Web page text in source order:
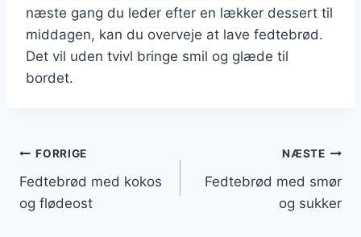
næste gang du leder efter en lækker dessert til
middagen, kan du overveje at lave fedtebrød.
Det vil uden tvivl bringe smil og glæde til
bordet.
Indlægsnavigation
FORRIGE
Fedtebrød med kokos
og flødeost
NÆSTE
Fedtebrød med smør
og sukker